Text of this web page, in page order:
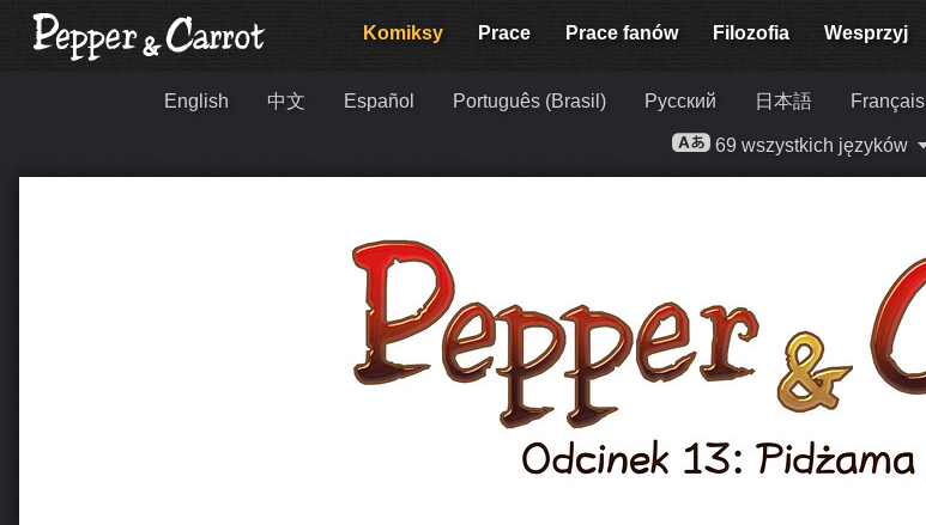
Komiksy Prace Prace fanów Filozofia Wesprzyj
English 中文 Español Português (Brasil) Русский 日本語 Français
69 wszystkich języków